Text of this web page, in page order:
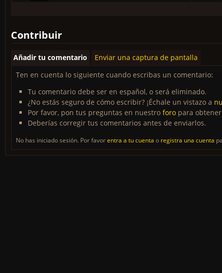
Contribuir
Añadir tu comentario
Enviar una captura de pantalla
Ten en cuenta lo siguiente cuando escribas un comentario:
Tu comentario debe ser en español, o será eliminado.
¿No estás seguro de cómo escribir? ¡Échale un vistazo a
Por favor, pon tus preguntas en nuestro foro para
Deberías corregir tus comentarios antes de enviarlos.
No has iniciado sesión. Por favorentra a tu cuenta o registra una cuenta